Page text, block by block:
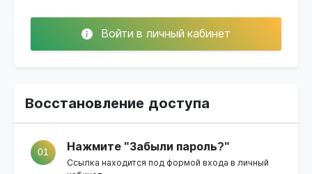
Войти в личный кабинет
Восстановление доступа
01 Нажмите "Забыли пароль?"
Ссылка находится под формой входа в личный